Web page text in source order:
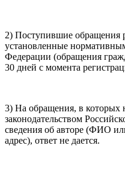
правила возврата
театра.
Я ознакомлен(-
«УГТЭ» в отношении
(политикой
своё согласие на
покупаю билет(-ы) для
категории мероприятия.
Подтвердить
2) Поступившие обращения
установленные
Федерации (обращения
30 дней с момента
3) На обращения, в которых
законодательством
сведения об авторе (ФИО
адрес), ответ не дается.